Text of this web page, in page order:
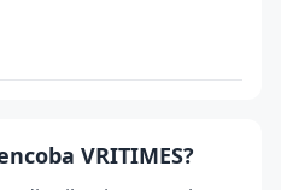
VRITIMES?